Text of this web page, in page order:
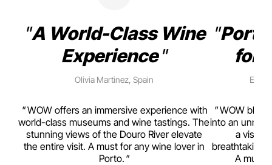
A World-Class Wine
Experience
Olivia Martinez, Spain
WOW offers an immersive experience with
world-class museums and wine tastings. The
stunning views of the Douro River elevate
the entire visit. A must for any wine lover in
Porto.
for
WOW
into an
a visual
breathtaking
A must-